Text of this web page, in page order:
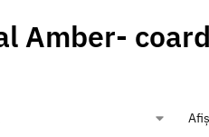
Amber-